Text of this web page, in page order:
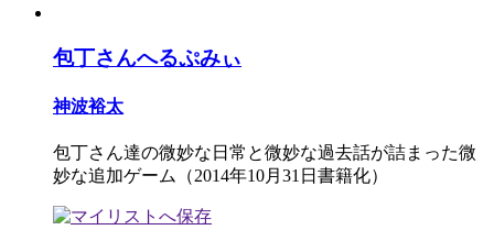
包丁さんへるぷみぃ
神波裕太
包丁さん達の微妙な日常と微妙な過去話が詰まった微
妙な追加ゲーム（2014年10月31日書籍化）